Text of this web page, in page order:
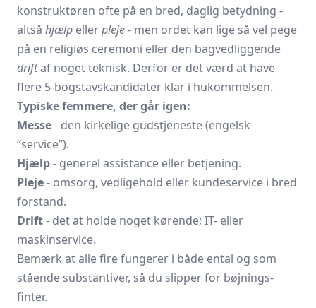
konstruktøren ofte på en bred, daglig betydning -
altså hjælp ellerpleje- men ordet kan lige så vel pege
på en religiøs ceremoni eller den bagved­liggende
driftaf noget teknisk. Derfor er det værd at have
flere 5-bogstavs­kandidater klar i hukommelsen.
Typiske femmere, der går igen:
Messe- den kirkelige gudstjeneste (engelsk
“service”).
Hjælp- generel assistance eller betjening.
Pleje- omsorg, vedligehold eller kundeservice i bred
forstand.
Drift- det at holde noget kørende; IT- eller
maskinservice.
Bemærk at alle fire fungerer i både ental og som
stående substantiver, så du slipper for bøjnings­
finter.